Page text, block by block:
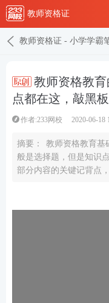
教师资格证
教师资格证 - 小学学霸
教师资格教
点都在这，敲黑板
作者:233网校 2020-06-18
摘要：
教师资格教育基
般是选择题，但是知识
部分内容的关键记背点